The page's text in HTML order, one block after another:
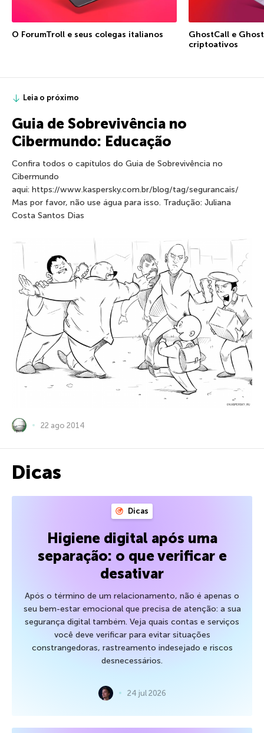
O ForumTroll e seus colegas italianos
GhostCall e
criptoativos
Leia o próximo
Guia de Sobrevivência no
Cibermundo: Educação
Confira todos o capítulos do Guia de Sobrevivência no
Cibermundo
aqui: https://www.kaspersky.com.br/blog/tag/segurancais/
Mas por favor, não use água para isso. Tradução: Juliana
Costa Santos Dias
22 ago 2014
Dicas
Dicas
Higiene digital após uma
separação: o que verificar e
desativar
Após o término de um relacionamento, não é apenas o
seu bem-estar emocional que precisa de atenção: a sua
segurança digital também. Veja quais contas e serviços
você deve verificar para evitar situações
constrangedoras, rastreamento indesejado e riscos
desnecessários.
24 jul 2026